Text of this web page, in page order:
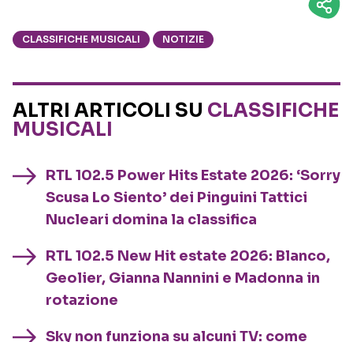
CLASSIFICHE MUSICALI NOTIZIE
ALTRI ARTICOLI SU CLASSIFICHE
MUSICALI
RTL 102.5 Power Hits Estate 2026: ‘Sorry
Scusa Lo Siento’ dei Pinguini Tattici
Nucleari domina la classifica
RTL 102.5 New Hit estate 2026: Blanco,
Geolier, Gianna Nannini e Madonna in
rotazione
Sky non funziona su alcuni TV: come